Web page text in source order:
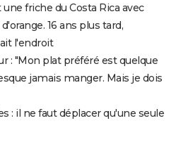
friche du Costa Rica avec
16 ans plus tard,
l'endroit
: "Mon plat préféré est quelque
jamais manger. Mais je dois
: il ne faut déplacer qu'une seule